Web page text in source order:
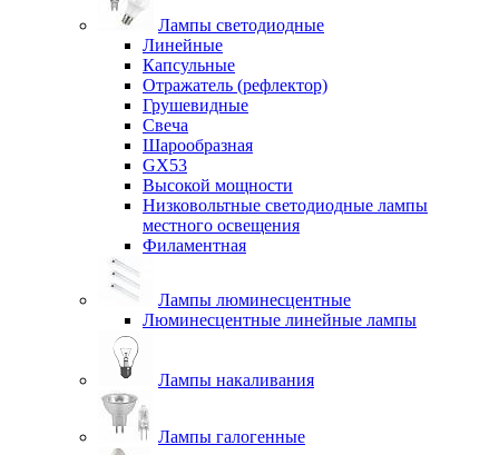
Лампы светодиодные
Линейные
Капсульные
Отражатель (рефлектор)
Грушевидные
Свеча
Шарообразная
GX53
Высокой мощности
Низковольтные светодиодные лампы
местного освещения
Филаментная
Лампы люминесцентные
Люминесцентные линейные лампы
Лампы накаливания
Лампы галогенные